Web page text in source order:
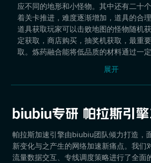
应不同的地形和小怪物。其中还有二十
着关卡推进，难度逐渐增加，道具的合理
道具获取玩家可以击败地图的怪物随机
定获取，商店购买，抽奖机获取，最重
取。炼药融合能将低品质的材料通过一
展开
帕拉斯加速引擎由biubiu团队倾力打造，
新变化与之产生的网络加速新痛点。我们
流量数据交互、专线调度策略进行了全面